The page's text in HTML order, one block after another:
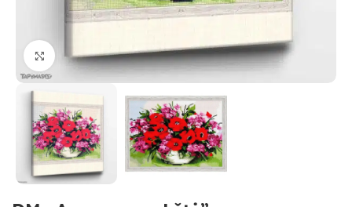
Paspauskite, kad priartinti